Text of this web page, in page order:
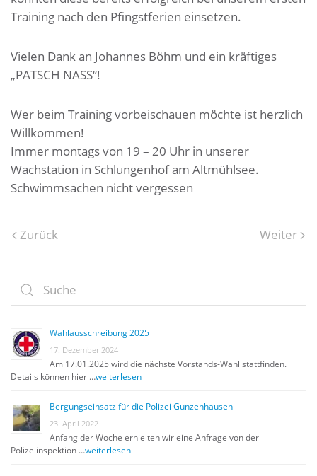
Training nach den Pfingstferien einsetzen.
Vielen Dank an Johannes Böhm und ein kräftiges
„PATSCH NASS“!
Wer beim Training vorbeischauen möchte ist herzlich
Willkommen!
Immer montags von 19 – 20 Uhr in unserer
Wachstation in Schlungenhof am Altmühlsee.
Schwimmsachen nicht vergessen
Zurück Weiter
Wahlausschreibung 2025
17. Dezember 2024
Am 17.01.2025 wird die nächste Vorstands-Wahl stattfinden.
Details können hier …weiterlesen
Bergungseinsatz für die Polizei Gunzenhausen
23. April 2022
Anfang der Woche erhielten wir eine Anfrage von der
Polizeiinspektion …weiterlesen